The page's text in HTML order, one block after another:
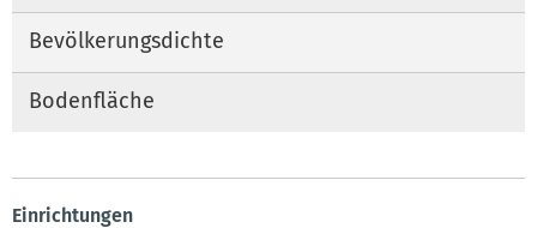
Bevölkerungsdichte
Bodenfläche
Einrichtungen